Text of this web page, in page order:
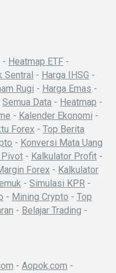
- Heatmap ETF -
Sentral - Harga IHSG -
Rugi - Harga Emas -
Semua Data - Heatmap -
- Kalender Ekonomi -
Forex - Top Berita
- Konversi Mata Uang
Pivot - Kalkulator Profit -
Forex - Kalkulator
- Simulasi KPR -
- Mining Crypto - Top
- Belajar Trading -
- Aopok.com -